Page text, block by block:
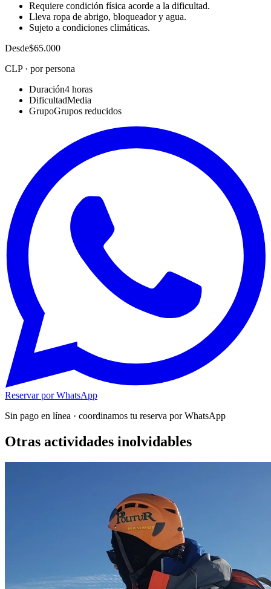
Requiere condición física acorde a la dificultad.
Lleva ropa de abrigo, bloqueador y agua.
Sujeto a condiciones climáticas.
Desde$65.000
CLP · por persona
Duración4 horas
DificultadMedia
GrupoGrupos reducidos
Reservar por WhatsApp
Sin pago en línea · coordinamos tu reserva por WhatsApp
Otras actividades inolvidables